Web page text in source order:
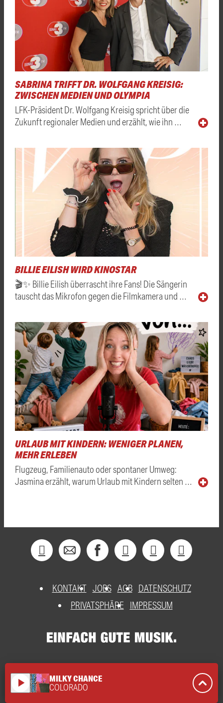
SABRINA TRIFFT DR. WOLFGANG KREISIG:
ZWISCHEN MEDIEN UND OLYMPIA
LFK-Präsident Dr. Wolfgang Kreisig spricht über die
Zukunft regionaler Medien und erzählt, wie ihn …
BILLIE EILISH WIRD KINOSTAR
🎬✨ Billie Eilish überrascht ihre Fans! Die Sängerin
tauscht das Mikrofon gegen die Filmkamera und …
URLAUB MIT KINDERN: WENIGER PLANEN,
MEHR ERLEBEN
Flugzeug, Familienauto oder spontaner Umweg:
Jasmina erzählt, warum Urlaub mit Kindern selten …
KONTAKT JOBS AGB DATENSCHUTZ
PRIVATSPHÄRE
IMPRESSUM
play_arrow MILKY CHANCE
COLORADO